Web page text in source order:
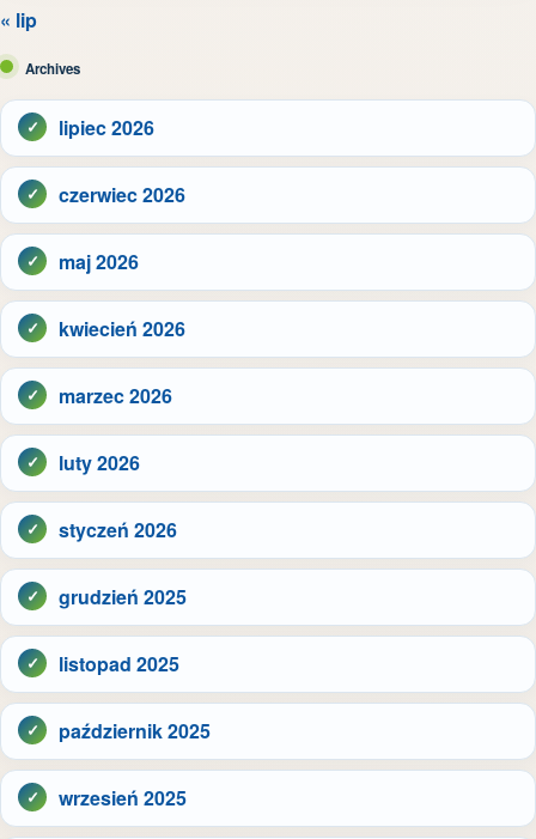
« lip
Archives
lipiec 2026
czerwiec 2026
maj 2026
kwiecień 2026
marzec 2026
luty 2026
styczeń 2026
grudzień 2025
listopad 2025
październik 2025
wrzesień 2025